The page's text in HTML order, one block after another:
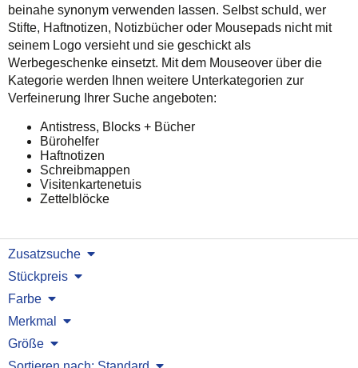
beinahe synonym verwenden lassen. Selbst schuld, wer
Stifte, Haftnotizen, Notizbücher oder Mousepads nicht mit
seinem Logo versieht und sie geschickt als
Werbegeschenke einsetzt. Mit dem Mouseover über die
Kategorie werden Ihnen weitere Unterkategorien zur
Verfeinerung Ihrer Suche angeboten:
Antistress, Blocks + Bücher
Bürohelfer
Haftnotizen
Schreibmappen
Visitenkartenetuis
Zettelblöcke
Zusatzsuche
Stückpreis
Farbe
Merkmal
Größe